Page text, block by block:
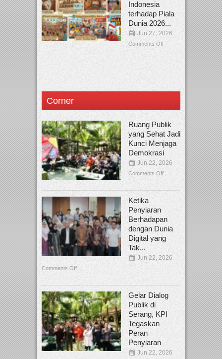
Indonesia
terhadap Piala
Dunia 2026...
Jun 27, 2026
Comments Off
Corner
Ruang Publik
yang Sehat Jadi
Kunci Menjaga
Demokrasi
Jun 22, 2026
Comments Off
Ketika
Penyiaran
Berhadapan
dengan Dunia
Digital yang
Tak...
Jun 22, 2026
Comments Off
Gelar Dialog
Publik di
Serang, KPI
Tegaskan
Peran
Penyiaran
Jun 22, 2026